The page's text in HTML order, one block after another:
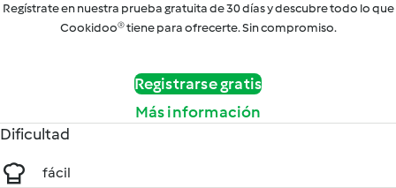
Regístrate en nuestra prueba gratuita de 30 días y descubre todo lo que
Cookidoo® tiene para ofrecerte. Sin compromiso.
Registrarse gratis
Más información
Dificultad
fácil